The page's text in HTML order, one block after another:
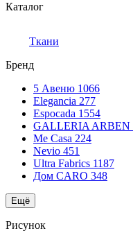
Каталог
Ткани
Бренд
5 Авеню 1066
Elegancia 277
Espocada 1554
GALLERIA ARBEN
Me Casa 224
Nevio 451
Ultra Fabrics 1187
Дом CARO 348
Ещё
Рисунок